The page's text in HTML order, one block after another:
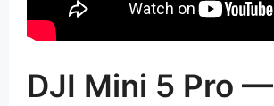
DJI Mini 5 Pro —